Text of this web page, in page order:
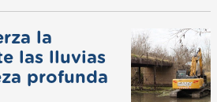
la
las lluvias
profunda